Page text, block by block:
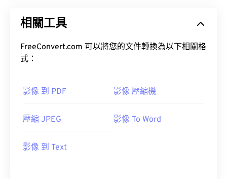
相關工具
FreeConvert.com 可以將您的文件轉換為以下相關格
式：
影像 到 PDF 影像 壓縮機
壓縮 JPEG 影像 To Word
影像 到 Text